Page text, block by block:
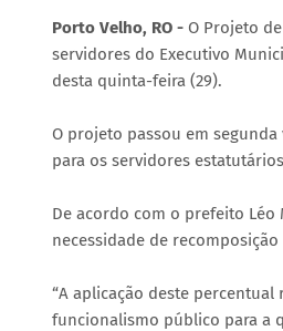
Porto Velho, RO - O Projeto
servidores do Executivo
desta quinta-feira (29).
O projeto passou em
para os servidores
De acordo com o prefeito
necessidade de
“A aplicação deste
funcionalismo público para a